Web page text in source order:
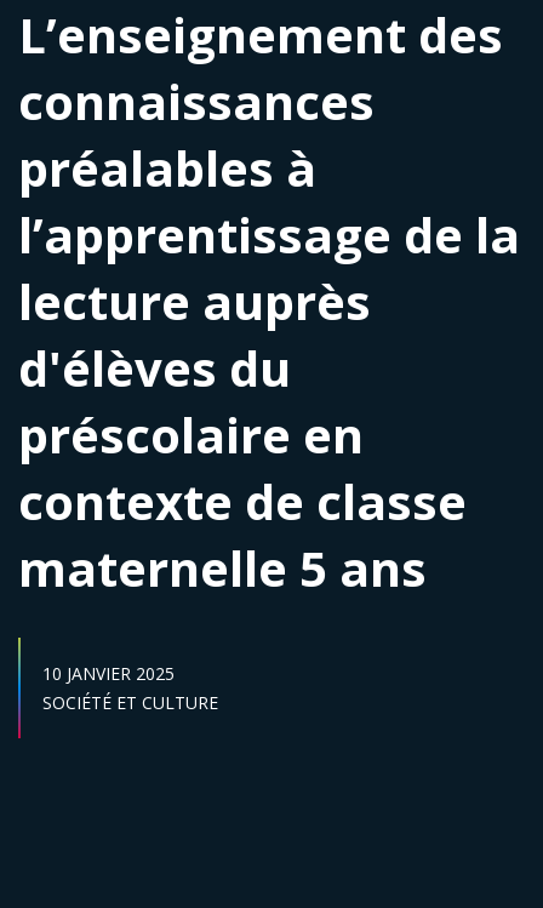
L’enseignement des
connaissances
préalables à
l’apprentissage de la
lecture auprès
d'élèves du
préscolaire en
contexte de classe
maternelle 5 ans
DATE DE PUBLICATION :
10 JANVIER 2025
Secteur :
SOCIÉTÉ ET CULTURE